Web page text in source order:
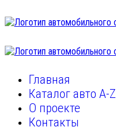
Главная
Каталог авто A-Z
О проекте
Контакты